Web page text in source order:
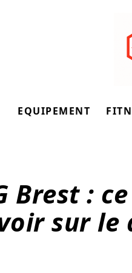
EQUIPEMENT
Brest :
sur le